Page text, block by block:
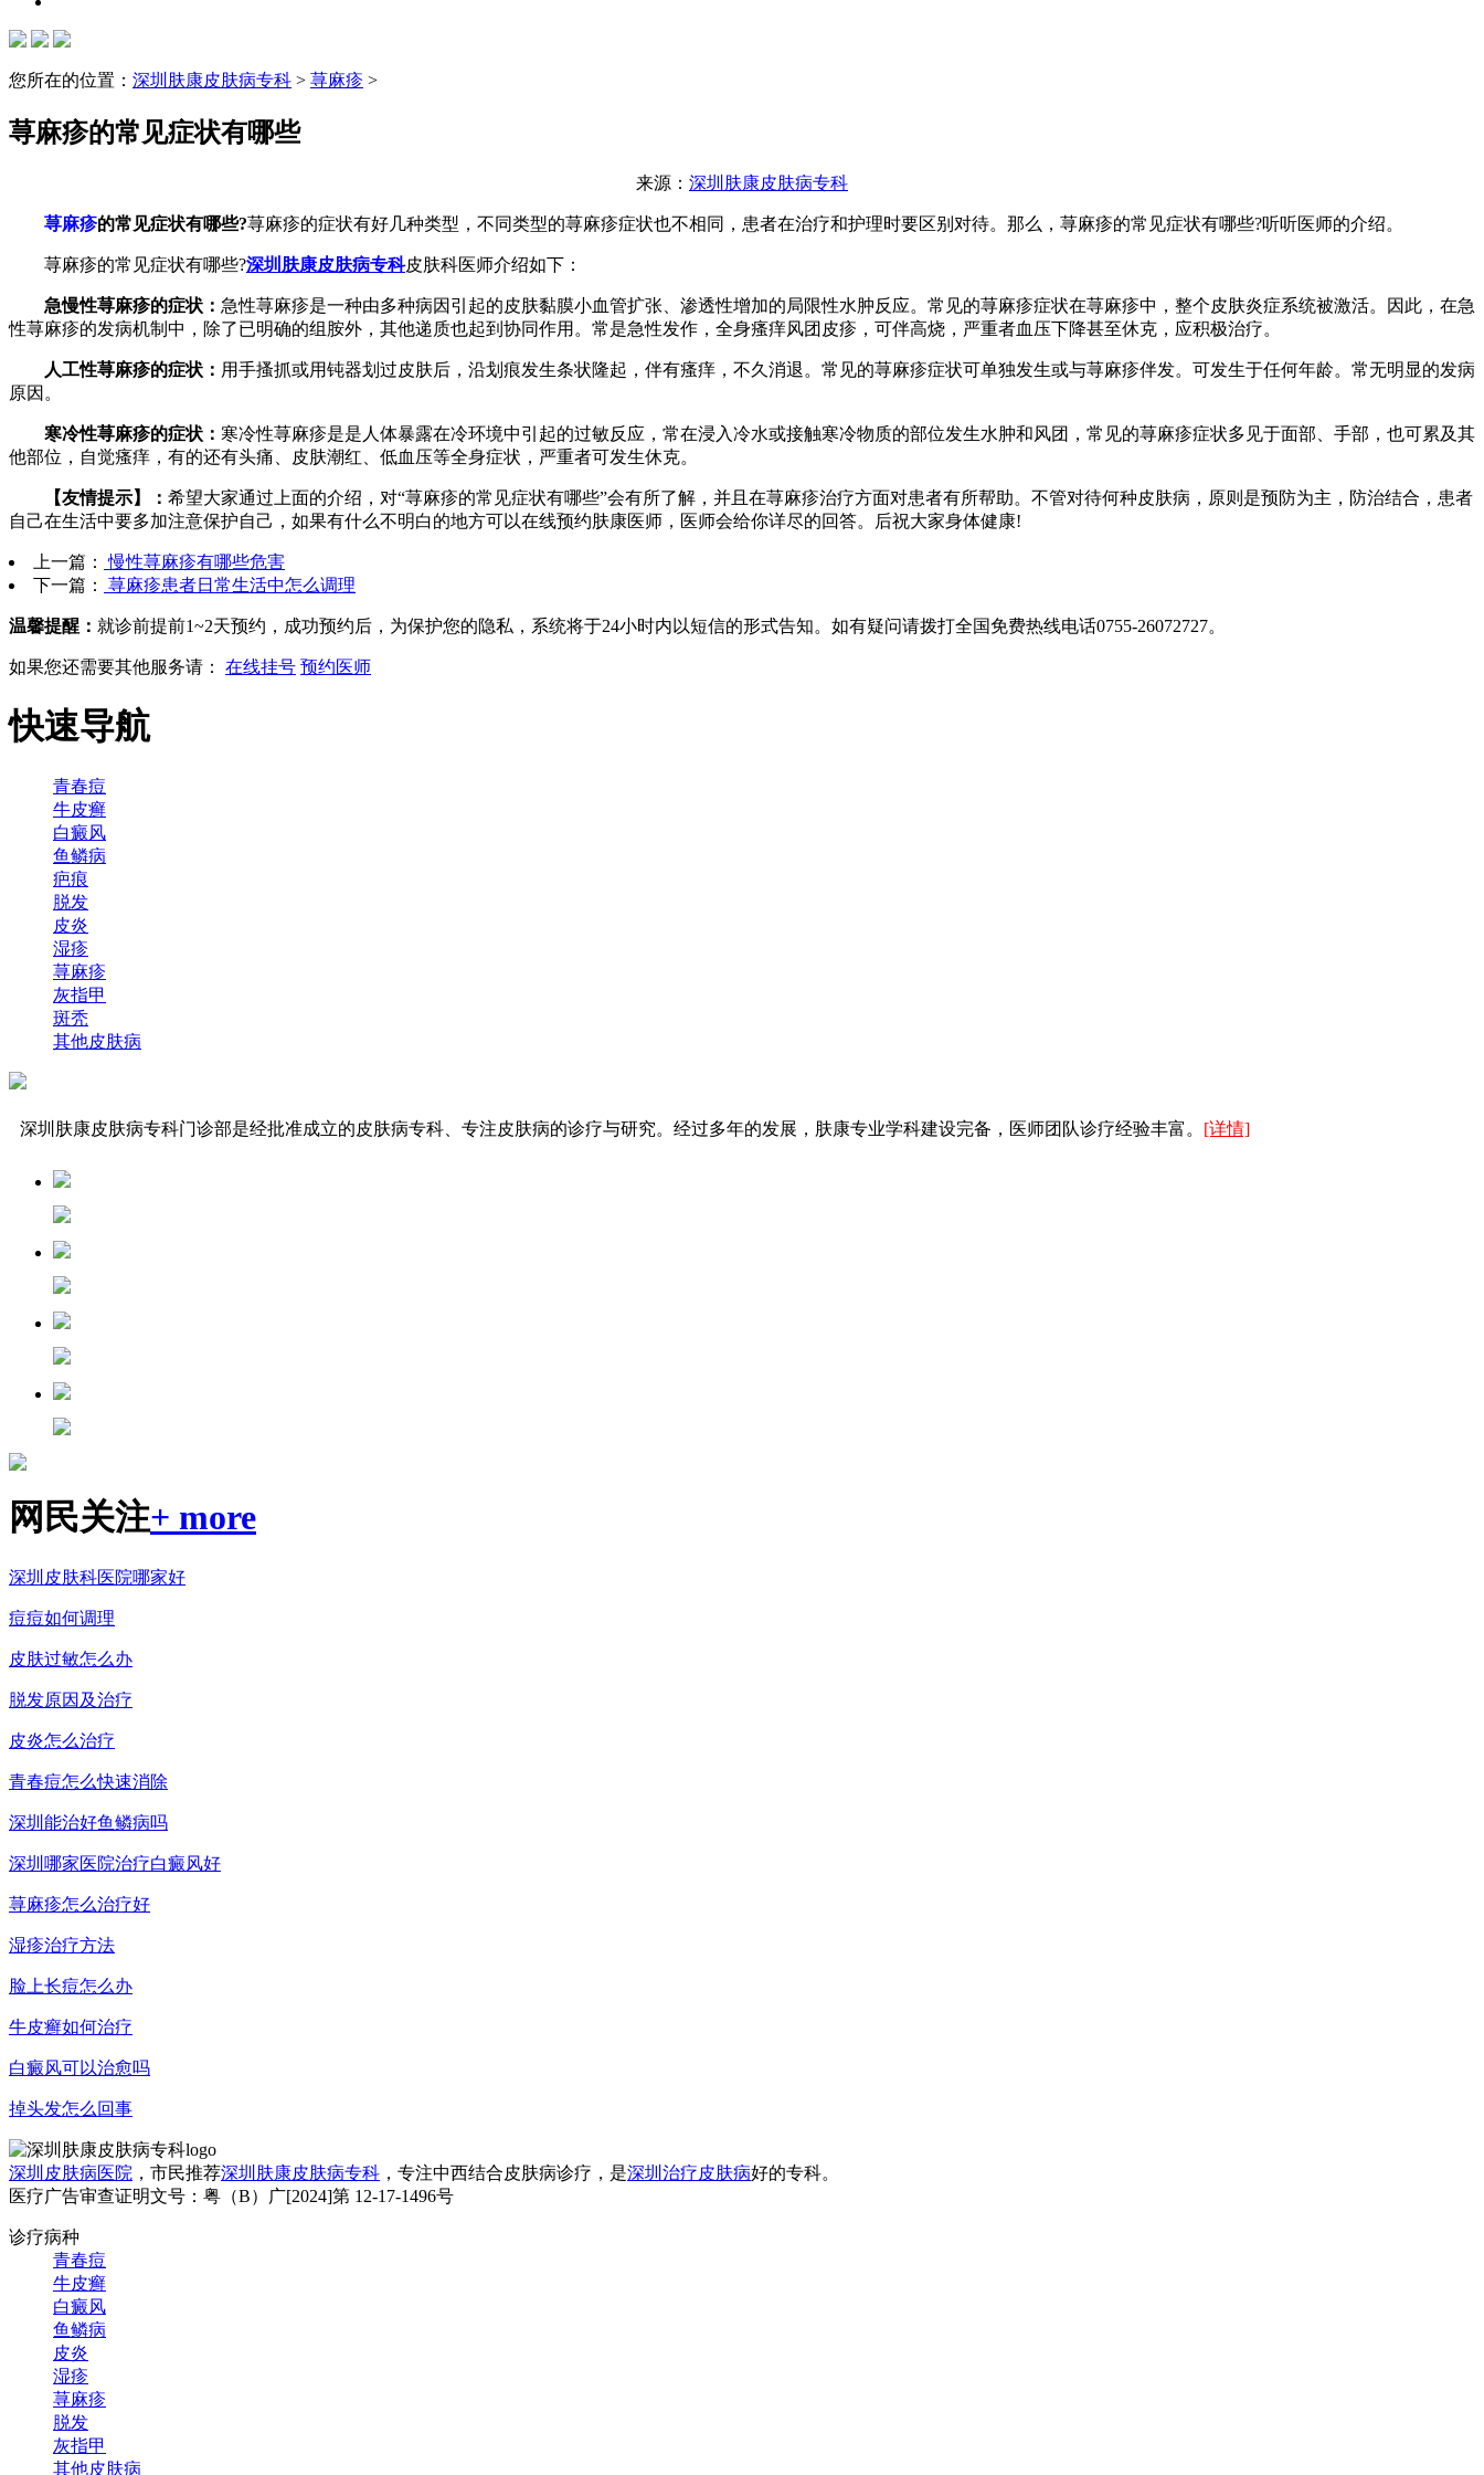
您所在的位置： 深圳肤康皮肤病专科 > 荨麻疹 >
荨麻疹的常见症状有哪些
来源： 深圳肤康皮肤病专科
荨麻疹的常见症状有哪些?荨麻疹的症状有好几种类型，不同类型的荨麻疹症状也不相同，患者在治疗和护理时要区别对待。那么，荨麻疹的常见症状有哪些?听听医师的介绍。
荨麻疹的常见症状有哪些?深圳肤康皮肤病专科皮肤科医师介绍如下：
急慢性荨麻疹的症状： 急性荨麻疹是一种由多种病因引起的皮肤黏膜小血管扩张、渗透性增加的局限性水肿反应。常见的荨麻疹症状在荨麻疹中，整个皮肤炎症系统被激活。因此，在急
性荨麻疹的发病机制中，除了已明确的组胺外，其他递质也起到协同作用。常是急性发作，全身瘙痒风团皮疹，可伴高烧，严重者血压下降甚至休克，应积极治疗。
人工性荨麻疹的症状： 用手搔抓或用钝器划过皮肤后，沿划痕发生条状隆起，伴有瘙痒，不久消退。常见的荨麻疹症状可单独发生或与荨麻疹伴发。可发生于任何年龄。常无明显的发病
原因。
寒冷性荨麻疹的症状： 寒冷性荨麻疹是是人体暴露在冷环境中引起的过敏反应，常在浸入冷水或接触寒冷物质的部位发生水肿和风团，常见的荨麻疹症状多见于面部、手部，也可累及其
他部位，自觉瘙痒，有的还有头痛、皮肤潮红、低血压等全身症状，严重者可发生休克。
【友情提示】： 希望大家通过上面的介绍，对“荨麻疹的常见症状有哪些”会有所了解，并且在荨麻疹治疗方面对患者有所帮助。不管对待何种皮肤病，原则是预防为主，防治结合，患者
自己在生活中要多加注意保护自己，如果有什么不明白的地方可以在线预约肤康医师，医师会给你详尽的回答。后祝大家身体健康!
上一篇： 慢性荨麻疹有哪些危害
下一篇：
荨麻疹患者日常生活中怎么调理
温馨提醒： 就诊前提前1~2天预约，成功预约后，为保护您的隐私，系统将于24小时内以短信的形式告知。如有疑问请拨打全国免费热线电话0755-26072727。
如果您还需要其他服务请： 在线挂号 预约医师
快速导航
青春痘
牛皮癣
白癜风
鱼鳞病
疤痕
脱发
皮炎
湿疹
荨麻疹
灰指甲
斑秃
其他皮肤病
深圳肤康皮肤病专科门诊部是经批准成立的皮肤病专科、专注皮肤病的诊疗与研究。经过多年的发展，肤康专业学科建设完备，医师团队诊疗经验丰富。 [详情]
网民关注+ more
深圳皮肤科医院哪家好
痘痘如何调理
皮肤过敏怎么办
脱发原因及治疗
皮炎怎么治疗
青春痘怎么快速消除
深圳能治好鱼鳞病吗
深圳哪家医院治疗白癜风好
荨麻疹怎么治疗好
湿疹治疗方法
脸上长痘怎么办
牛皮癣如何治疗
白癜风可以治愈吗
掉头发怎么回事
深圳皮肤病医院 ，市民推荐深圳肤康皮肤病专科 ，专注中西结合皮肤病诊疗，是深圳治疗皮肤病好的专科。
医疗广告审查证明文号：粤（B）广[2024]第 12-17-1496号
诊疗病种
青春痘
牛皮癣
白癜风
鱼鳞病
皮炎
湿疹
荨麻疹
脱发
灰指甲
其他皮肤病